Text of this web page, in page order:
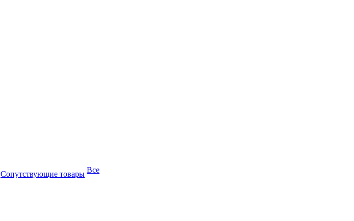
Сопутствующие товары Все